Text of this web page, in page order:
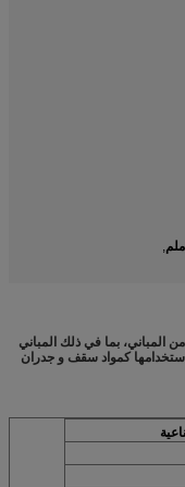
,
المباني، بما في ذلك المباني
استخدامها كمواد سقف و جدران